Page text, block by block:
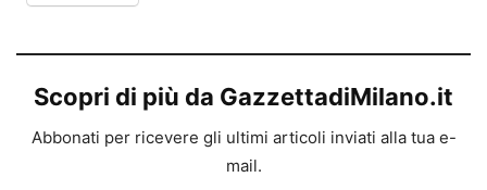
Scopri di più da GazzettadiMilano.it
Abbonati per ricevere gli ultimi articoli inviati alla tua e-
mail.